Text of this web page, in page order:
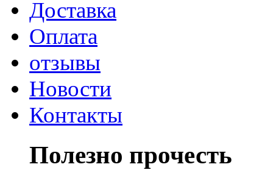
Доставка
Оплата
отзывы
Новости
Контакты
Полезно прочесть